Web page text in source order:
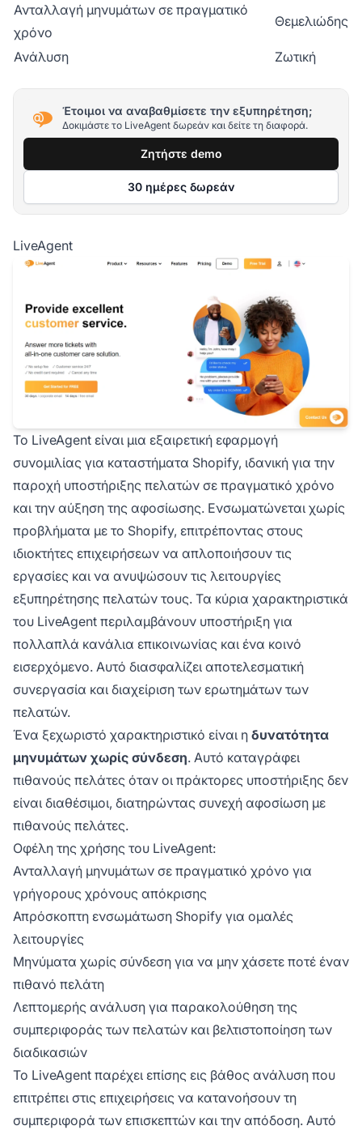
Ανταλλαγή μηνυμάτων σε πραγματικό
χρόνο
Θεμελιώδης
Ανάλυση Ζωτική
Έτοιμοι να αναβαθμίσετε την εξυπηρέτηση;
Δοκιμάστε το LiveAgent δωρεάν και δείτε τη διαφορά.
Ζητήστε demo
30 ημέρες δωρεάν
LiveAgent
Το LiveAgent είναι μια εξαιρετική εφαρμογή
συνομιλίας για καταστήματα Shopify, ιδανική για την
παροχή υποστήριξης πελατών σε πραγματικό χρόνο
και την αύξηση της αφοσίωσης. Ενσωματώνεται χωρίς
προβλήματα με το Shopify, επιτρέποντας στους
ιδιοκτήτες επιχειρήσεων να απλοποιήσουν τις
εργασίες και να ανυψώσουν τις λειτουργίες
εξυπηρέτησης πελατών τους. Τα κύρια χαρακτηριστικά
του LiveAgent περιλαμβάνουν υποστήριξη για
πολλαπλά κανάλια επικοινωνίας και ένα κοινό
εισερχόμενο. Αυτό διασφαλίζει αποτελεσματική
συνεργασία και διαχείριση των ερωτημάτων των
πελατών.
Ένα ξεχωριστό χαρακτηριστικό είναι η δυνατότητα
μηνυμάτων χωρίς σύνδεση. Αυτό καταγράφει
πιθανούς πελάτες όταν οι πράκτορες υποστήριξης δεν
είναι διαθέσιμοι, διατηρώντας συνεχή αφοσίωση με
πιθανούς πελάτες.
Οφέλη της χρήσης του LiveAgent:
Ανταλλαγή μηνυμάτων σε πραγματικό χρόνο για
γρήγορους χρόνους απόκρισης
Απρόσκοπτη ενσωμάτωση Shopify για ομαλές
λειτουργίες
Μηνύματα χωρίς σύνδεση για να μην χάσετε ποτέ έναν
πιθανό πελάτη
Λεπτομερής ανάλυση για παρακολούθηση της
συμπεριφοράς των πελατών και βελτιστοποίηση των
διαδικασιών
Το LiveAgent παρέχει επίσης εις βάθος ανάλυση που
επιτρέπει στις επιχειρήσεις να κατανοήσουν τη
συμπεριφορά των επισκεπτών και την απόδοση. Αυτό